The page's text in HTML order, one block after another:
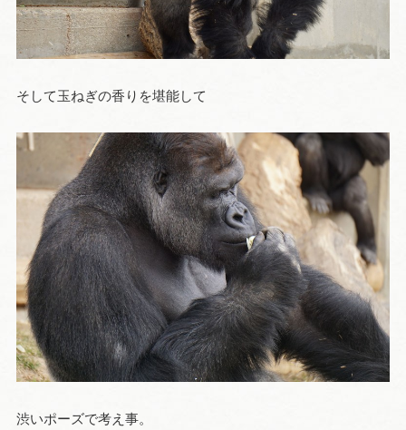
そして玉ねぎの香りを堪能して
渋いポーズで考え事。